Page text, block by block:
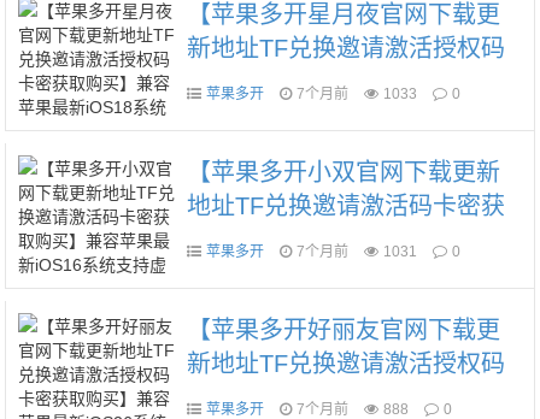
朋友圈图文大视频一键转发
【苹果多开星月夜官网下载更
新地址TF兑换邀请激活授权码
卡密获取购买】兼容苹果最新i
朋友圈图文大视频一键转发
苹果多开 7个月前 1033 0
【苹果多开小双官网下载更新
地址TF兑换邀请激活码卡密获
取购买】兼容苹果最新iOS16系
图文大视频一键转发
苹果多开 7个月前 1031 0
【苹果多开好丽友官网下载更
新地址TF兑换邀请激活授权码
卡密获取购买】兼容苹果最新i
苹果多开 7个月前 888 0